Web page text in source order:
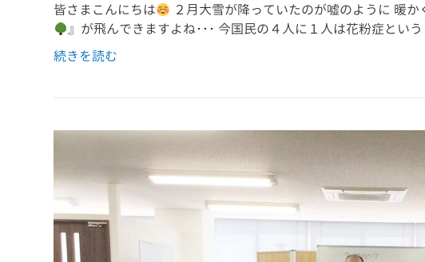
皆さまこんにちは
２月大雪が降っていたのが嘘のように 暖
』が飛んできますよね･･･ 今国民の４人に１人は花粉症とい
続きを読む